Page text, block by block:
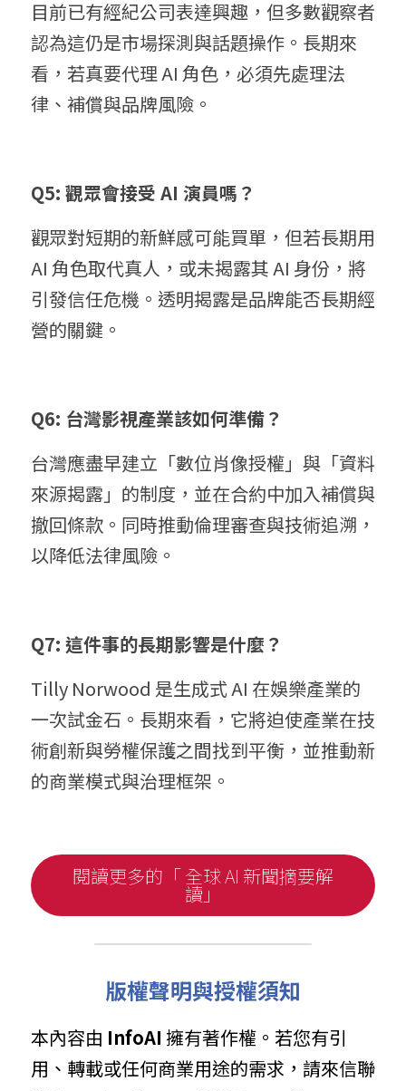
目前已有經紀公司表達興趣，但多數觀察者
認為這仍是市場探測與話題操作。長期來
看，若真要代理 AI 角色，必須先處理法
律、補償與品牌風險。
Q5: 觀眾會接受 AI 演員嗎？
觀眾對短期的新鮮感可能買單，但若長期用
AI 角色取代真人，或未揭露其 AI 身份，將
引發信任危機。透明揭露是品牌能否長期經
營的關鍵。
Q6: 台灣影視產業該如何準備？
台灣應盡早建立「數位肖像授權」與「資料
來源揭露」的制度，並在合約中加入補償與
撤回條款。同時推動倫理審查與技術追溯，
以降低法律風險。
Q7: 這件事的長期影響是什麼？
Tilly Norwood 是生成式 AI 在娛樂產業的
一次試金石。長期來看，它將迫使產業在技
術創新與勞權保護之間找到平衡，並推動新
的商業模式與治理框架。
閱讀更多的「 全球 AI 新聞摘要解
讀」
版權聲明與授權須知
本內容由 InfoAI 擁有著作權。若您有引
用、轉載或任何商業用途的需求，請來信聯